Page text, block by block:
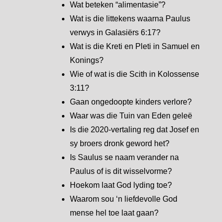
Wat beteken “alimentasie”?
Wat is die littekens waarna Paulus
verwys in Galasiërs 6:17?
Wat is die Kreti en Pleti in Samuel en
Konings?
Wie of wat is die Scith in Kolossense
3:11?
Gaan ongedoopte kinders verlore?
Waar was die Tuin van Eden geleë
Is die 2020-vertaling reg dat Josef en
sy broers dronk geword het?
Is Saulus se naam verander na
Paulus of is dit wisselvorme?
Hoekom laat God lyding toe?
Waarom sou ‘n liefdevolle God
mense hel toe laat gaan?